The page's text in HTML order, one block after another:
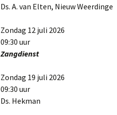
Ds. A. van Elten, Nieuw Weerdinge
Zondag 12 juli 2026
09:30 uur
Zangdienst
Zondag 19 juli 2026
09:30 uur
Ds. Hekman